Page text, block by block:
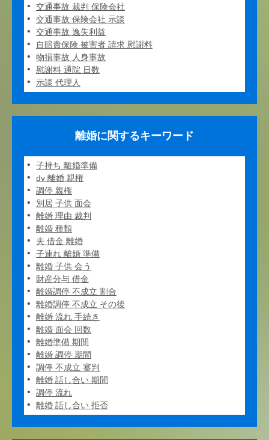
交通事故 裁判 保険会社
交通事故 保険会社 示談
交通事故 逸失利益
自賠責保険 被害者 請求 慰謝料
物損事故 人身事故
慰謝料 通院 日数
示談 代理人
離婚に関するキーワード
子持ち 離婚準備
dv 離婚 親権
調停 親権
別居 子供 面会
離婚 理由 裁判
離婚 種類
夫 借金 離婚
子連れ 離婚 準備
離婚 子供 会う
財産分与 借金
離婚調停 不成立 割合
離婚調停 不成立 その後
離婚 流れ 手続き
離婚 面会 回数
離婚準備 期間
離婚 調停 期間
調停 不成立 審判
離婚 話し合い 期間
調停 流れ
離婚 話し合い 拒否